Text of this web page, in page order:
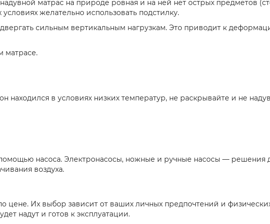
матрас на природе ровная и на ней нет острых предметов
желательно использовать подстилку.
сильным вертикальным нагрузкам. Это приводит к
матрасе.
в условиях низких температур, не раскрывайте и не
насоса. Электронасосы, ножные и ручные насосы — решения
воздуха.
Их выбор зависит от ваших личных предпочтений и
надут и готов к эксплуатации.